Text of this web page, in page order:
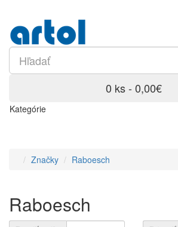
0 ks - 0,00€
Kategórie
Značky Raboesch
Raboesch